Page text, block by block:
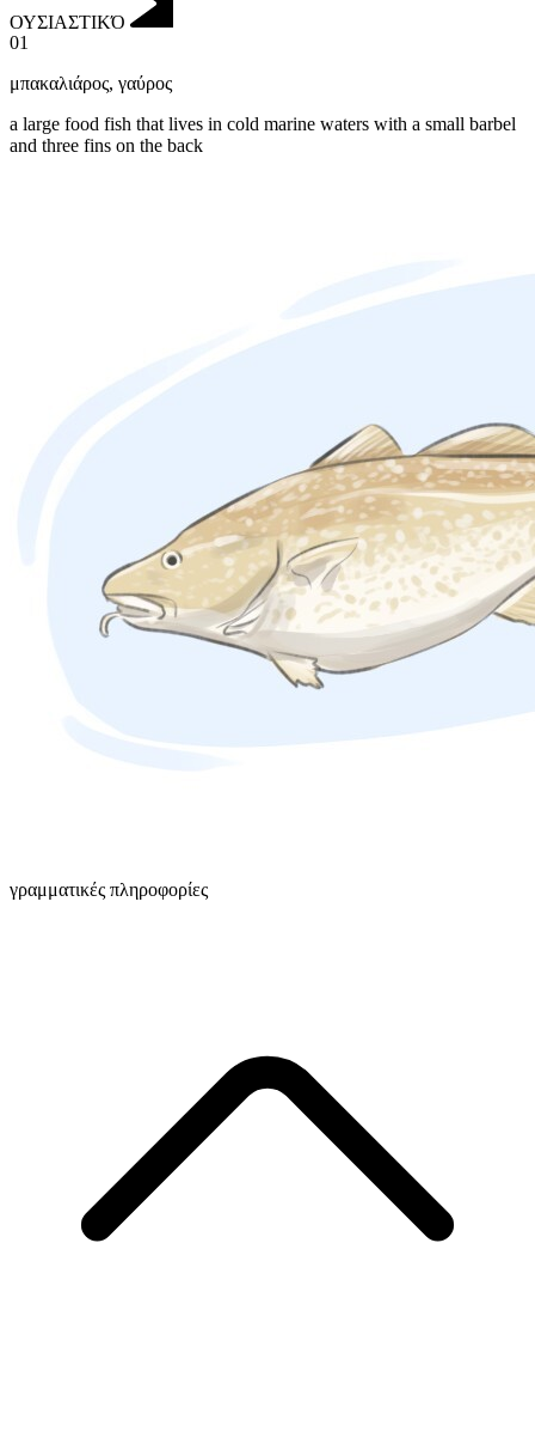
ΟΥΣΙΑΣΤΙΚΌ
01
μπακαλιάρος, γαύρος
a large food fish that lives in cold marine waters with a small barbel
and three fins on the back
γραμματικές πληροφορίες